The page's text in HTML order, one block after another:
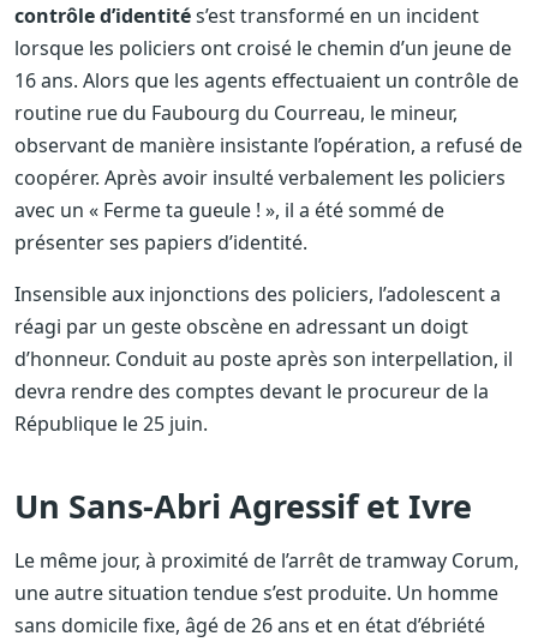
contrôle d’identités’est transformé en un incident
lorsque les policiers ont croisé le chemin d’un jeune de
16 ans. Alors que les agents effectuaient un contrôle de
routine rue du Faubourg du Courreau, le mineur,
observant de manière insistante l’opération, a refusé de
coopérer. Après avoir insulté verbalement les policiers
avec un « Ferme ta gueule ! », il a été sommé de
présenter ses papiers d’identité.
Insensible aux injonctions des policiers, l’adolescent a
réagi par un geste obscène en adressant un doigt
d’honneur. Conduit au poste après son interpellation, il
devra rendre des comptes devant le procureur de la
République le 25 juin.
Un Sans-Abri Agressif et Ivre
Le même jour, à proximité de l’arrêt de tramway Corum,
une autre situation tendue s’est produite. Un homme
sans domicile fixe, âgé de 26 ans et en état d’ébriété